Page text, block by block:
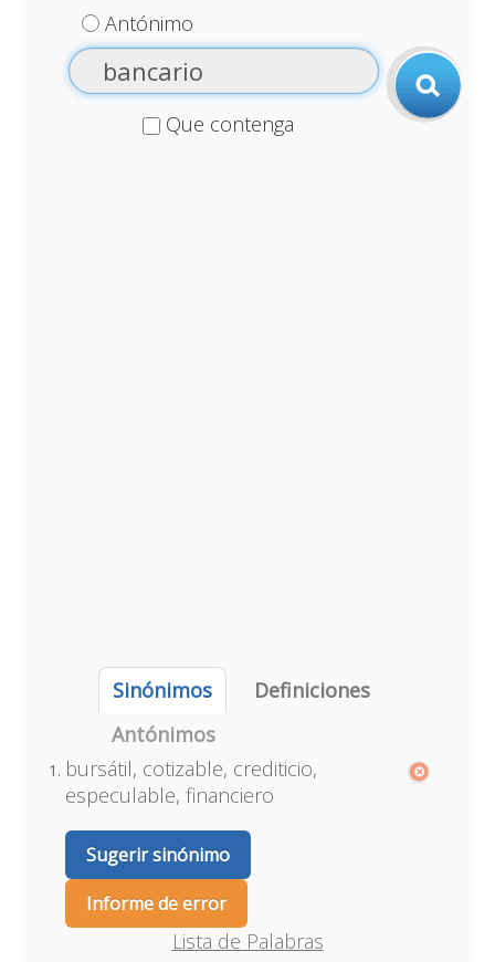
Antónimo
Que contenga
Sinónimos
Definiciones
Antónimos
bursátil, cotizable, crediticio,
especulable, financiero
Sugerir sinónimo
Informe de error
Lista de Palabras